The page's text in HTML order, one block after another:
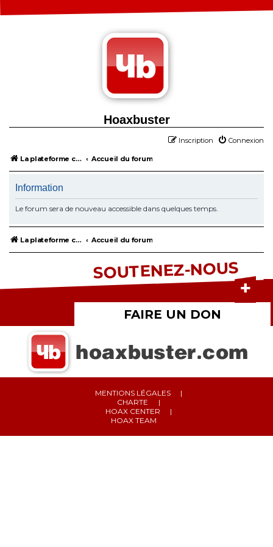
Hoaxbuster
Connexion
Inscription
La plateforme collaborative contre la désinformation Accueil du forum
Information
Le forum sera de nouveau accessible dans quelques temps.
La plateforme collaborative contre la désinformation Accueil du forum
SOUTENEZ-NOUS
FAIRE UN DON
MENTIONS LÉGALES
CHARTE
HOAX CENTER
HOAX TEAM